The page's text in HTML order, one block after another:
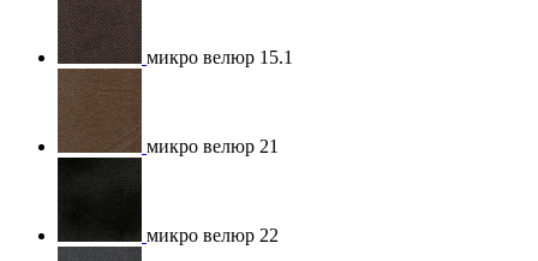
микро велюр 15.1
микро велюр 21
микро велюр 22